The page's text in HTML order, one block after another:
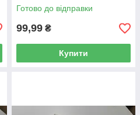
Готово до відправки
99,99 ₴
Купити